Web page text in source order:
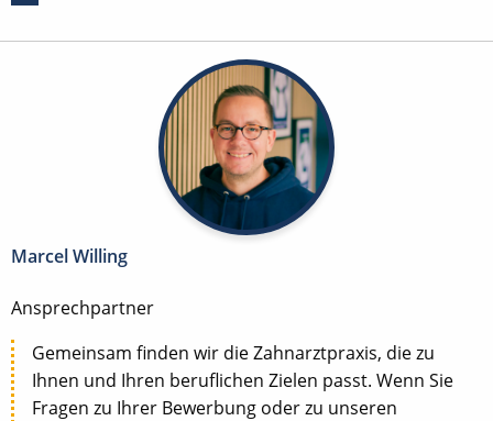
Marcel Willing
Ansprechpartner
Gemeinsam finden wir die Zahnarztpraxis, die zu
Ihnen und Ihren beruflichen Zielen passt. Wenn Sie
Fragen zu Ihrer Bewerbung oder zu unseren